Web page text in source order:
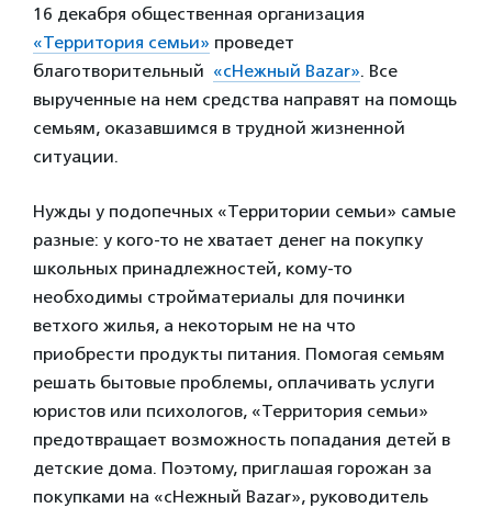
16 декабря общественная организация
«Территория семьи» проведет
благотворительный «сНежный Bazar». Все
вырученные на нем средства направят на помощь
семьям, оказавшимся в трудной жизненной
ситуации.
Нужды у подопечных «Территории семьи» самые
разные: у кого-то не хватает денег на покупку
школьных принадлежностей, кому-то
необходимы стройматериалы для починки
ветхого жилья, а некоторым не на что
приобрести продукты питания. Помогая семьям
решать бытовые проблемы, оплачивать услуги
юристов или психологов, «Территория семьи»
предотвращает возможность попадания детей в
детские дома. Поэтому, приглашая горожан за
покупками на «сНежный Bazar», руководитель